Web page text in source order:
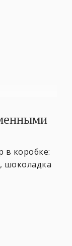
в коробке:
шоколадка